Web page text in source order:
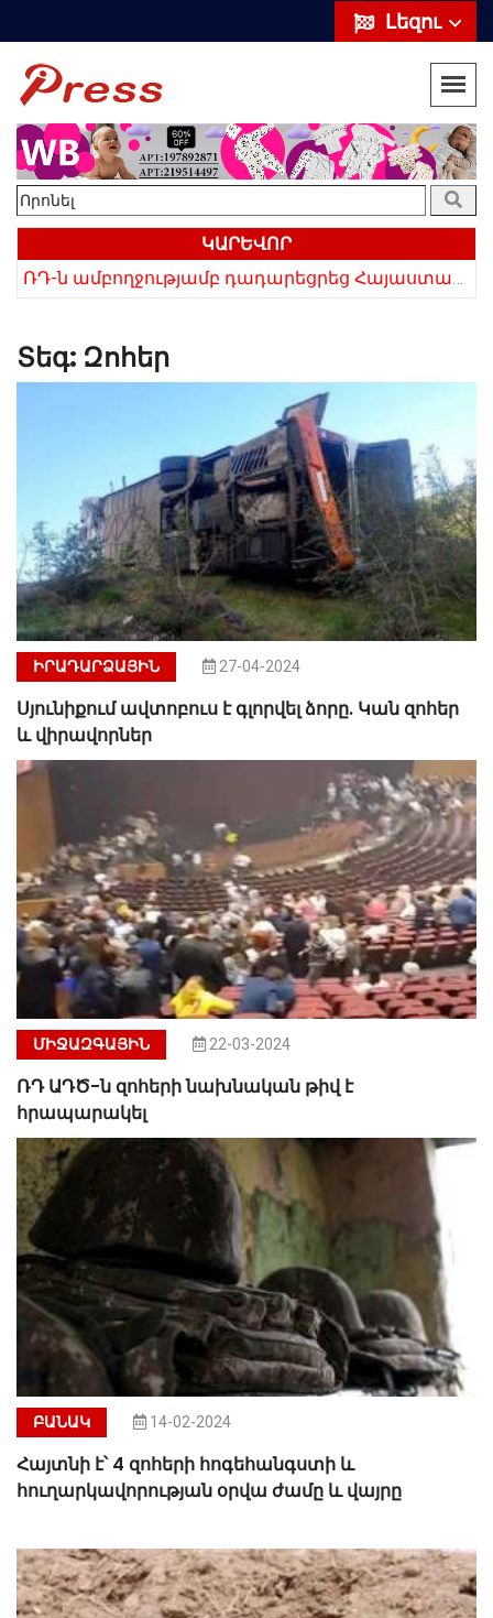
Լեզու
ԿԱՐԵՎՈՐ
Տեգ: Զոհեր
ԻՐԱԴԱՐՁԱՅԻՆ 27-04-2024
Սյունիքում ավտոբուս է գլորվել ձորը. Կան զոհեր
և վիրավորներ
ՄԻՋԱԶԳԱՅԻՆ 22-03-2024
ՌԴ ԱԴԾ-ն զոհերի նախնական թիվ է
հրապարակել
ԲԱՆԱԿ 14-02-2024
Հայտնի է՝ 4 զոհերի հոգեհանգստի և
հուղարկավորության օրվա ժամը և վայրը